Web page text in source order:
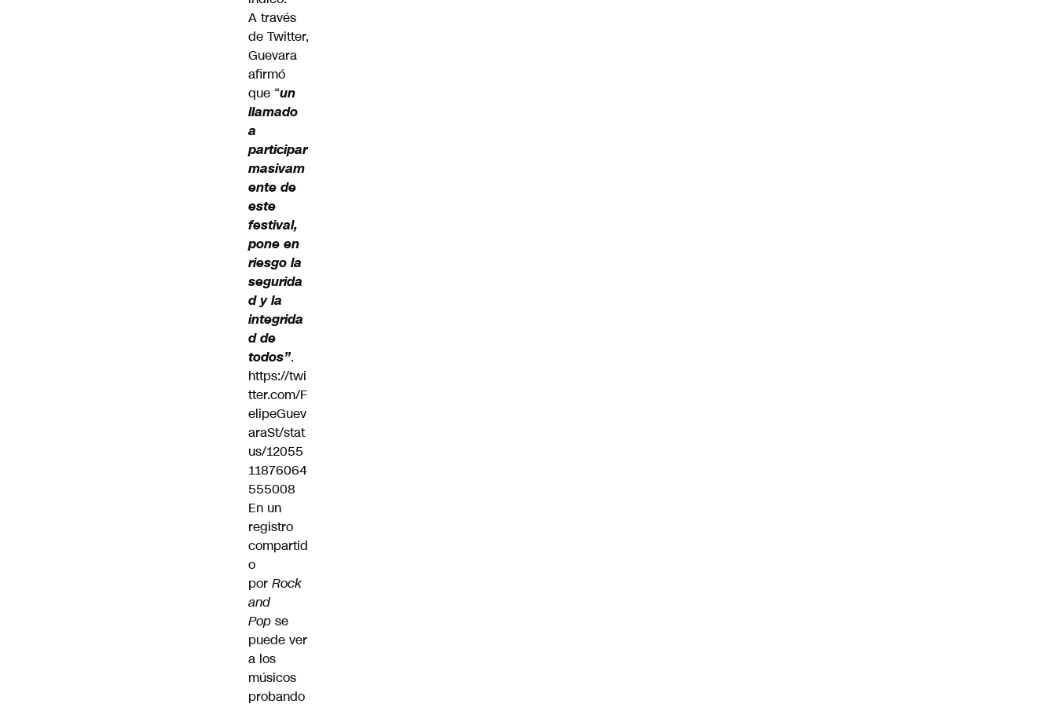
A través
de Twitter,
Guevara
afirmó
que “un
llamado
a
participar
masivam
ente de
este
festival,
pone en
riesgo la
segurida
d y la
integrida
d de
todos”.
https://twi
tter.com/F
elipeGuev
araSt/stat
us/12055
11876064
555008
En un
registro
compartid
o
por Rock
and
Pop se
puede ver
a los
músicos
probando